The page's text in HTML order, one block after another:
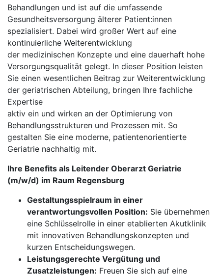
Behandlungen und ist auf die umfassende
Gesundheitsversorgung älterer Patient:innen
spezialisiert. Dabei wird großer Wert auf eine
kontinuierliche Weiterentwicklung
der medizinischen Konzepte und eine dauerhaft hohe
Versorgungsqualität gelegt. In dieser Position leisten
Sie einen wesentlichen Beitrag zur Weiterentwicklung
der geriatrischen Abteilung, bringen Ihre fachliche
Expertise
aktiv ein und wirken an der Optimierung von
Behandlungsstrukturen und Prozessen mit. So
gestalten Sie eine moderne, patientenorientierte
Geriatrie nachhaltig mit.
Ihre Benefits als Leitender Oberarzt Geriatrie
(m/w/d) im Raum Regensburg
Gestaltungsspielraum in einer
verantwortungsvollen Position: Sie übernehmen
eine Schlüsselrolle in einer etablierten Akutklinik
mit innovativen Behandlungskonzepten und
kurzen Entscheidungswegen.
Leistungsgerechte Vergütung und
Zusatzleistungen: Freuen Sie sich auf eine